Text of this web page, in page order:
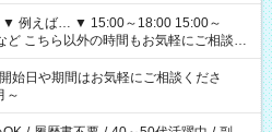
相談く
日や期間はお気軽にご相談くださ
～